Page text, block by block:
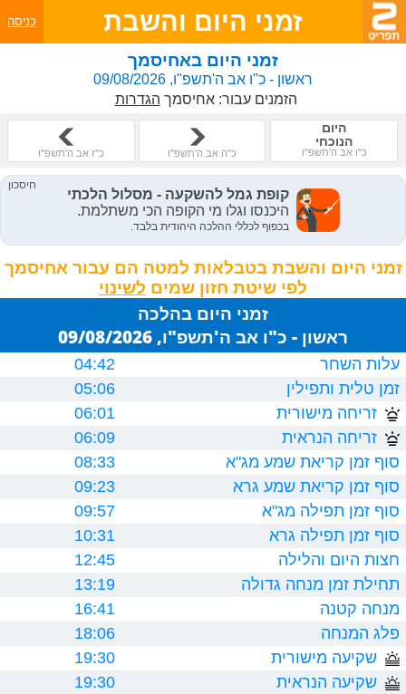
זמני היום והשבת כניסה
זמני היום באחיסמך
ראשון - כ"ו אב ה'תשפ"ו, 09/08/2026
הזמנים עבור:אחיסמך הגדרות
היום
הנוכחי
כ"ו אב ה'תשפ"ו כ"ה אב ה'תשפ"ו כ"ז אב ה'תשפ"ו
זמני היום והשבת בטבלאות למטה הם עבור אחיסמך
לפי שיטת חזון שמים
זמני היום בהלכה
ראשון - כ"ו אב ה'תשפ"ו, 09/08/2026
עלות השחר
04:42
זמן טלית ותפילין
05:06
זריחה מישורית
06:01
זריחה הנראית
06:09
סוף זמן קריאת שמע מג"א
08:33
סוף זמן קריאת שמע גרא
09:23
סוף זמן תפילה מג"א
09:57
סוף זמן תפילה גרא
10:31
חצות היום והלילה
12:45
תחילת זמן מנחה גדולה
13:19
מנחה קטנה
16:41
פלג המנחה
18:06
שקיעה מישורית
19:30
שקיעה הנראית
19:30